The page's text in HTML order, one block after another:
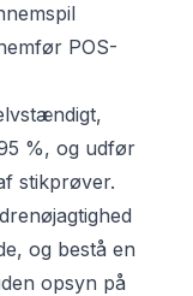
POS-
%, og udfør
stikprøver.
og bestå en
opsyn på